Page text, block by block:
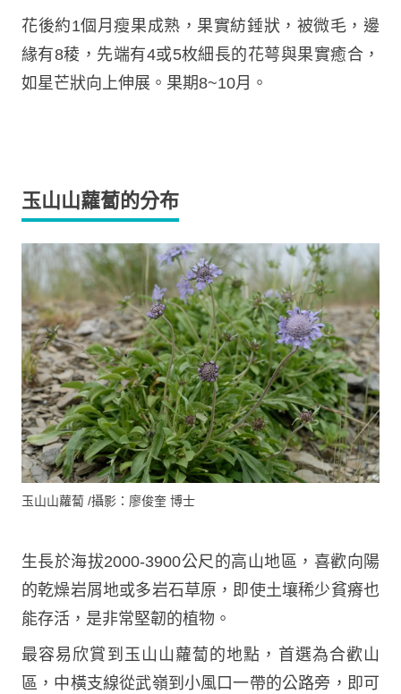
花後約1個月瘦果成熟，果實紡錘狀，被微毛，邊
緣有8稜，先端有4或5枚細長的花萼與果實癒合，
如星芒狀向上伸展。果期8~10月。
玉山山蘿蔔的分布
玉山山蘿蔔 /攝影：廖俊奎 博士
生長於海拔2000-3900公尺的高山地區，喜歡向陽
的乾燥岩屑地或多岩石草原，即使土壤稀少貧瘠也
能存活，是非常堅韌的植物。
最容易欣賞到玉山山蘿蔔的地點，首選為合歡山
區，中橫支線從武嶺到小風口一帶的公路旁，即可